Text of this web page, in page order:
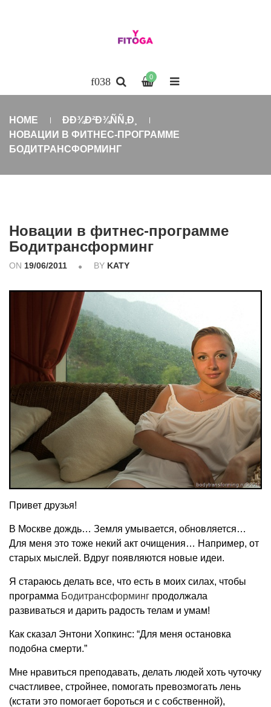
0
HOME
ÐÐ¾Ð²Ð¾ÑÑ‚Ð¸
НОВАЦИИ В ФИТНЕС-ПРОГРАММЕ
БОДИТРАНСФОРМИНГ
Новации в фитнес-программе
Бодитрансформинг
ON 19/06/2011 BY KATY
Привет друзья!
В Москве дождь… Земля умывается, обновляется…
Для меня это тоже некий акт очищения… Например, от
старых мыслей. Вдруг появляются новые идеи.
Я стараюсь делать все, что есть в моих силах, чтобы
программа Бодитрансформинг продолжала
развиваться и дарить радость телам и умам!
Как сказал Энтони Хопкинс: “Для меня остановка
подобна смерти.”
Мне нравиться преподавать, делать людей хоть чуточку
счастливее, стройнее, помогать превозмогать лень
(кстати это помогает бороться и с собственной),